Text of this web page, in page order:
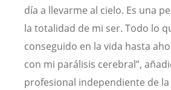
día a llevarme al cielo. Es una
la totalidad de mi ser. Todo lo
conseguido en la vida hasta
con mi parálisis cerebral”,
profesional independiente de